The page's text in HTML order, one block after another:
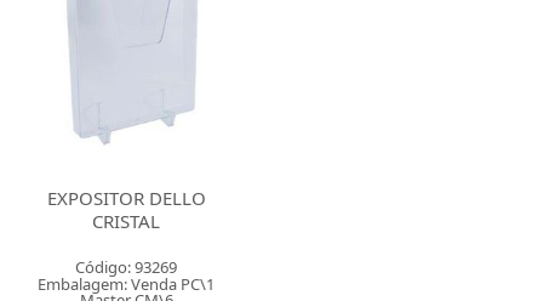
EXPOSITOR DELLO
CRISTAL
Código: 93269
Embalagem: Venda PC\1